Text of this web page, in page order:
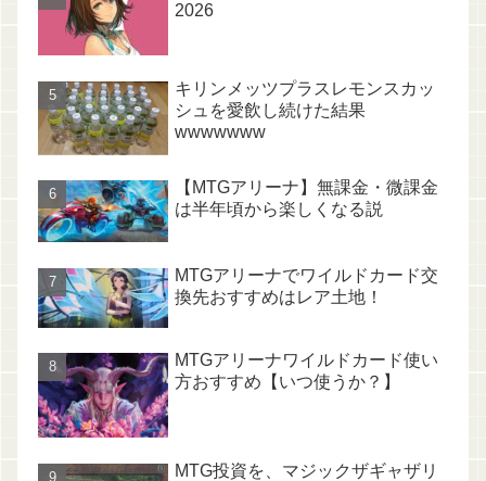
2026
キリンメッツプラスレモンスカッ
シュを愛飲し続けた結果
wwwwwww
【MTGアリーナ】無課金・微課金
は半年頃から楽しくなる説
MTGアリーナでワイルドカード交
換先おすすめはレア土地！
MTGアリーナワイルドカード使い
方おすすめ【いつ使うか？】
MTG投資を、マジックザギャザリ